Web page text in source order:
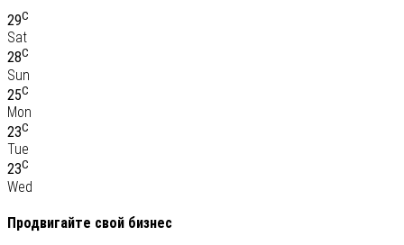
29C
Sat
28C
Sun
25C
Mon
23C
Tue
23C
Wed
Продвигайте свой бизнес